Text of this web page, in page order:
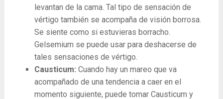
levantan de la cama. Tal tipo de sensación de
vértigo también se acompaña de visión borrosa.
Se siente como si estuvieras borracho.
Gelsemium se puede usar para deshacerse de
tales sensaciones de vértigo.
Causticum: Cuando hay un mareo que va
acompañado de una tendencia a caer en el
momento siguiente, puede tomar Causticum y